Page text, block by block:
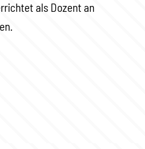
als Dozent an